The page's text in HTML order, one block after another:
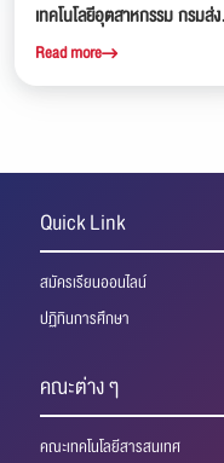
เทคโนโลยีอุตสาหกรรม กรมส่ง
เสริมอุตสาหกรรม ได้จัดอบรมเชิง
Read more
Quick Link
สมัครเรียนออนไลน์
ปฏิทินการศึกษา
คณะต่าง ๆ
คณะเทคโนโลยีสารสนเทศ